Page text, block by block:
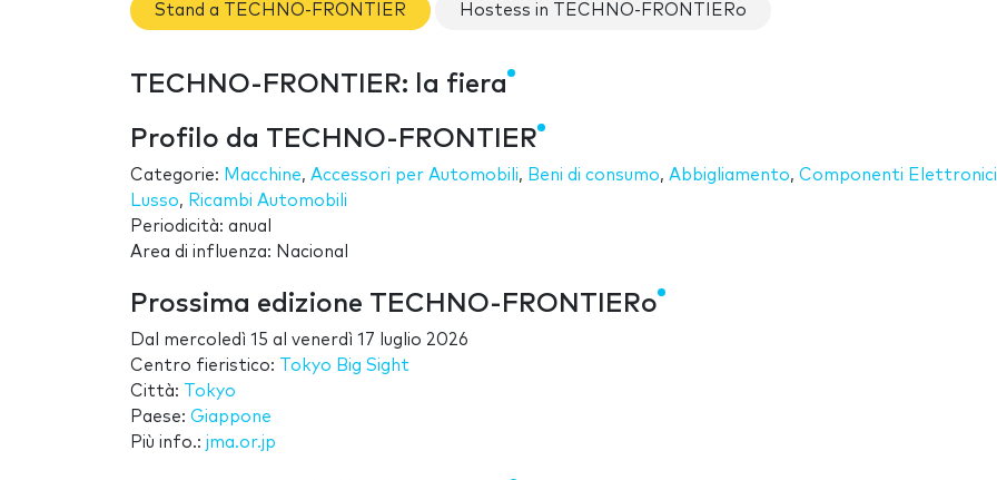
Stand a TECHNO-FRONTIER Hostess in TECHNO-FRONTIERo
TECHNO-FRONTIER: la fiera
Profilo da TECHNO-FRONTIER
Categorie: Macchine, Accessori per Automobili, Beni di consumo, Abbigliamento, Componenti Elettronici
Lusso, Ricambi Automobili
Periodicità: anual
Area di influenza: Nacional
Prossima edizione TECHNO-FRONTIERo
Dal mercoledì 15 al venerdì 17 luglio 2026
Centro fieristico:
Tokyo Big Sight
Città:
Tokyo
Paese: Giappone
Più info.: jma.or.jp